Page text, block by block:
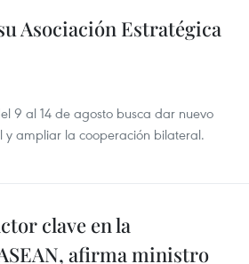
Asociación Estratégica
9 al 14 de agosto busca dar nuevo
y ampliar la cooperación bilateral.
clave en la
afirma ministro